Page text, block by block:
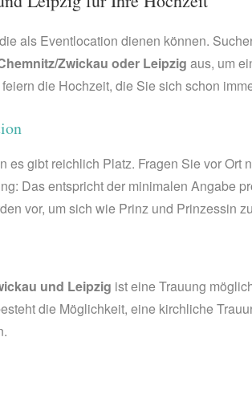
als Eventlocation dienen können.
Zwickau oder Leipzig aus, um
die Hochzeit, die Sie sich schon
gibt reichlich Platz. Fragen Sie vor Ort
Das entspricht der minimalen Angabe
vor, um sich wie Prinz und Prinzessin
und Leipzig ist eine Trauung
die Möglichkeit, eine kirchliche